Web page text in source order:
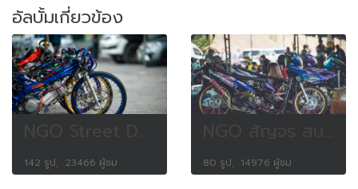
อัลบั้มเกี่ยวข้อง
142 รูป, 23466 ผู้ชม 80 รูป, 14976 ผู้ชม